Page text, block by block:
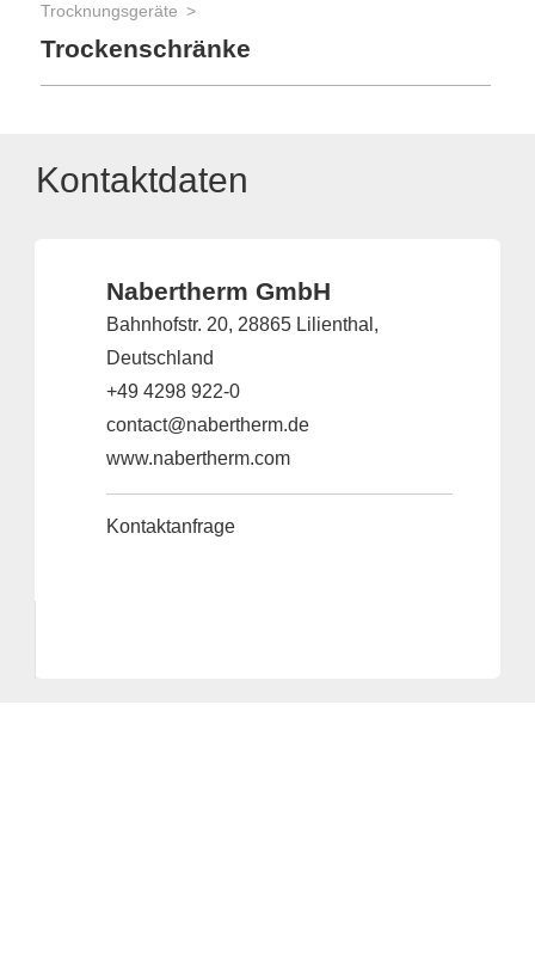
Trocknungsgeräte
Trockenschränke
Kontaktdaten
Nabertherm GmbH
Bahnhofstr. 20, 28865 Lilienthal,
Deutschland
+49 4298 922-0
contact@nabertherm.de
www.nabertherm.com
Kontaktanfrage